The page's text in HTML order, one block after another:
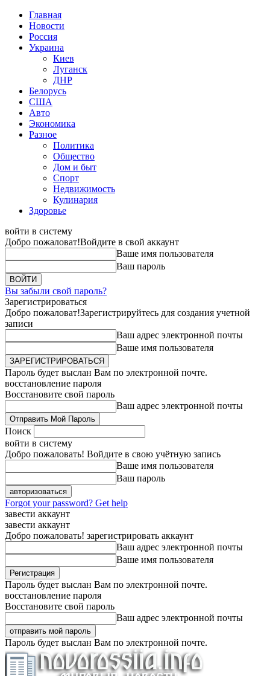
Главная
Новости
Россия
Украина
Киев
Луганск
ДНР
Белорусь
США
Авто
Экономика
Разное
Политика
Общество
Дом и быт
Спорт
Недвижимость
Кулинария
Здоровье
войти в систему
Добро пожаловат!Войдите в свой аккаунт
Ваше имя пользователя
Ваш пароль
Вы забыли свой пароль?
Зарегистрироваться
Добро пожаловат!Зарегистрируйтесь для создания учетной
записи
Ваш адрес электронной почты
Ваше имя пользователя
Пароль будет выслан Вам по электронной почте.
восстановление пароля
Восстановите свой пароль
Ваш адрес электронной почты
Поиск
войти в систему
Добро пожаловать! Войдите в свою учётную запись
Ваше имя пользователя
Ваш пароль
Forgot your password? Get help
завести аккаунт
завести аккаунт
Добро пожаловать! зарегистрировать аккаунт
Ваш адрес электронной почты
Ваше имя пользователя
Пароль будет выслан Вам по электронной почте.
восстановление пароля
Восстановите свой пароль
Ваш адрес электронной почты
Пароль будет выслан Вам по электронной почте.